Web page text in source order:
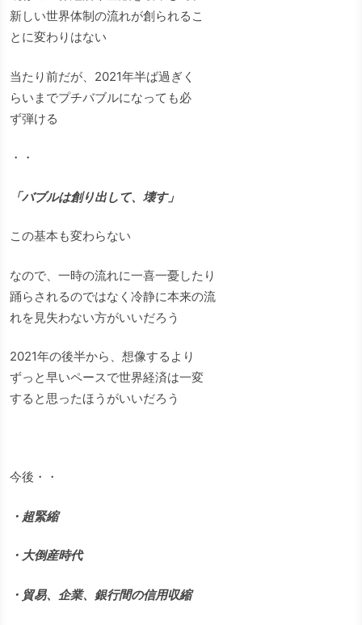
新しい世界体制の流れが創られるこ
とに変わりはない
当たり前だが、2021年半ば過ぎく
らいまでプチバブルになっても必
ず弾ける
・・
「バブルは創り出して、壊す」
この基本も変わらない
なので、一時の流れに一喜一憂したり
踊らされるのではなく冷静に本来の流
れを見失わない方がいいだろう
2021年の後半から、想像するより
ずっと早いペースで世界経済は一変
すると思ったほうがいいだろう
今後・・
・超緊縮
・大倒産時代
・貿易、企業、銀行間の信用収縮